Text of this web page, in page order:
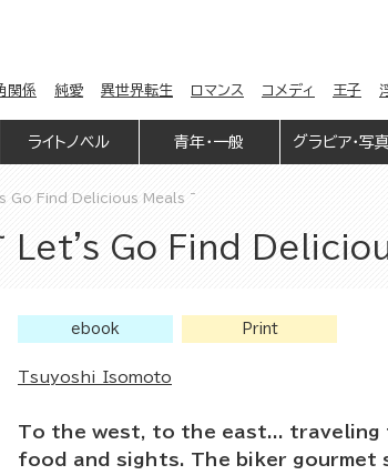
関係 純愛 異世界転生 ロマンス コメディ 王子
ライトノベル 青年・一般 グラビア・写
Go Find Delicious Meals ~
Let's Go Find
ebook Print
Tsuyoshi Isomoto
To the west, to the east...
food and sights. The biker